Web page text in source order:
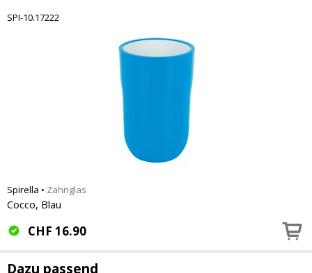
SPI-10.17222
Spirella • Zahnglas
Cocco, Blau
CHF 16.90
Dazu passend